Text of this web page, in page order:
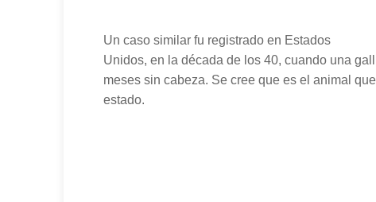
Un caso similar fu registrado en Estados
Unidos, en la década de los 40, cuando una
meses sin cabeza. Se cree que es el animal
estado.